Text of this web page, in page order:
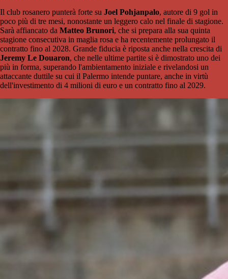
Il club rosanero punterà forte su Joel Pohjanpalo, autore di 9 gol in
poco più di tre mesi, nonostante un leggero calo nel finale di stagione.
Sarà affiancato da Matteo Brunori, che si prepara alla sua quinta
stagione consecutiva in maglia rosa e ha recentemente prolungato il
contratto fino al 2028. Grande fiducia è riposta anche nella crescita di
Jeremy Le Douaron, che nelle ultime partite si è dimostrato uno dei
più in forma, superando l'ambientamento iniziale e rivelandosi un
attaccante duttile su cui il Palermo intende puntare, anche in virtù
dell'investimento di 4 milioni di euro e un contratto fino al 2029.